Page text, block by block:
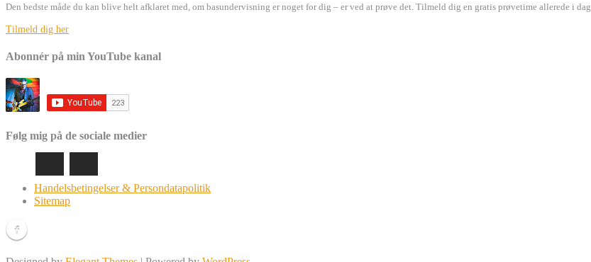
Den bedste måde du kan blive helt afklaret med, om basundervisning er noget for dig – er ved at prøve det. Tilmeld dig en gratis prøvetime allerede i dag.
Tilmeld dig her
Abonnér på min YouTube kanal
Følg mig på de sociale medier
Handelsbetingelser & Persondatapolitik
Sitemap